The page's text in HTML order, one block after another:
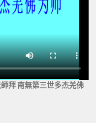
拜 南無第三世多杰羌佛